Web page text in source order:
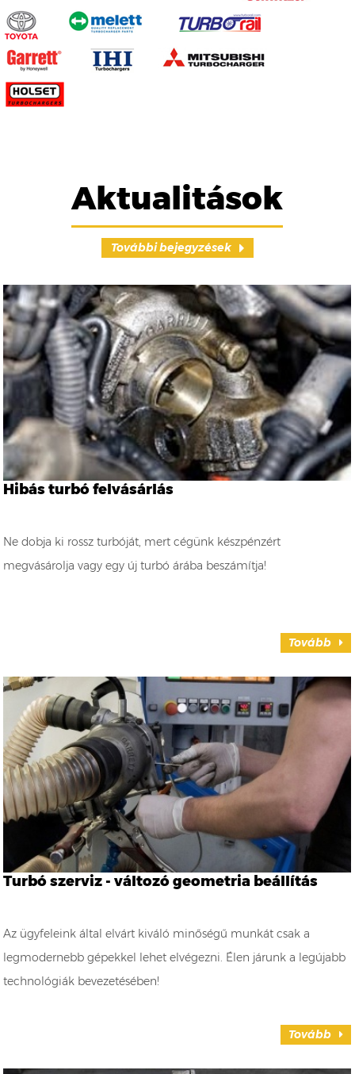
Aktualitások
További bejegyzések
Hibás turbó felvásárlás
Ne dobja ki rossz turbóját, mert cégünk készpénzért
megvásárolja vagy egy új turbó árába beszámítja!
Tovább
Turbó szerviz - változó geometria beállítás
Az ügyfeleink által elvárt kiváló minőségű munkát csak a
legmodernebb gépekkel lehet elvégezni. Élen járunk a legújabb
technológiák bevezetésében!
Tovább